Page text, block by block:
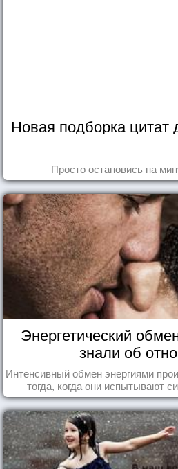
Новая подборка цитат
Просто остановись на
Энергетический
знали об
Интенсивный обмен энергиями
тогда, когда они испытывают